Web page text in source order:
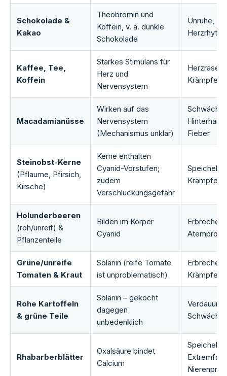
Schokolade &
Kakao
Theobromin und
Koffein, v. a. dunkle
Schokolade
Unruhe,
Kaffee, Tee,
Koffein
Starkes Stimulans für
Herz und
Nervensystem
Krämpfe
Macadamianüsse
Wirken auf das
Nervensystem
(Mechanismus unklar)
Schwäche
Fieber
Steinobst-Kerne
(Pflaume, Pfirsich,
Kirsche)
Kerne enthalten
Cyanid-Vorstufen;
zudem
Verschluckungsgefahr
Speicheln,
Krämpfe
Holunderbeeren
(roh/unreif) &
Pflanzenteile
Bilden im Körper
Cyanid
Grüne/unreife
Tomaten & Kraut
Solanin (reife Tomate
ist unproblematisch)
Krämpfe
Rohe Kartoffeln
& grüne Teile
Solanin – gekocht
dagegen
unbedenklich
Schwäche
Rhabarberblätter
Oxalsäure bindet
Calcium
Speicheln,
Extremfall